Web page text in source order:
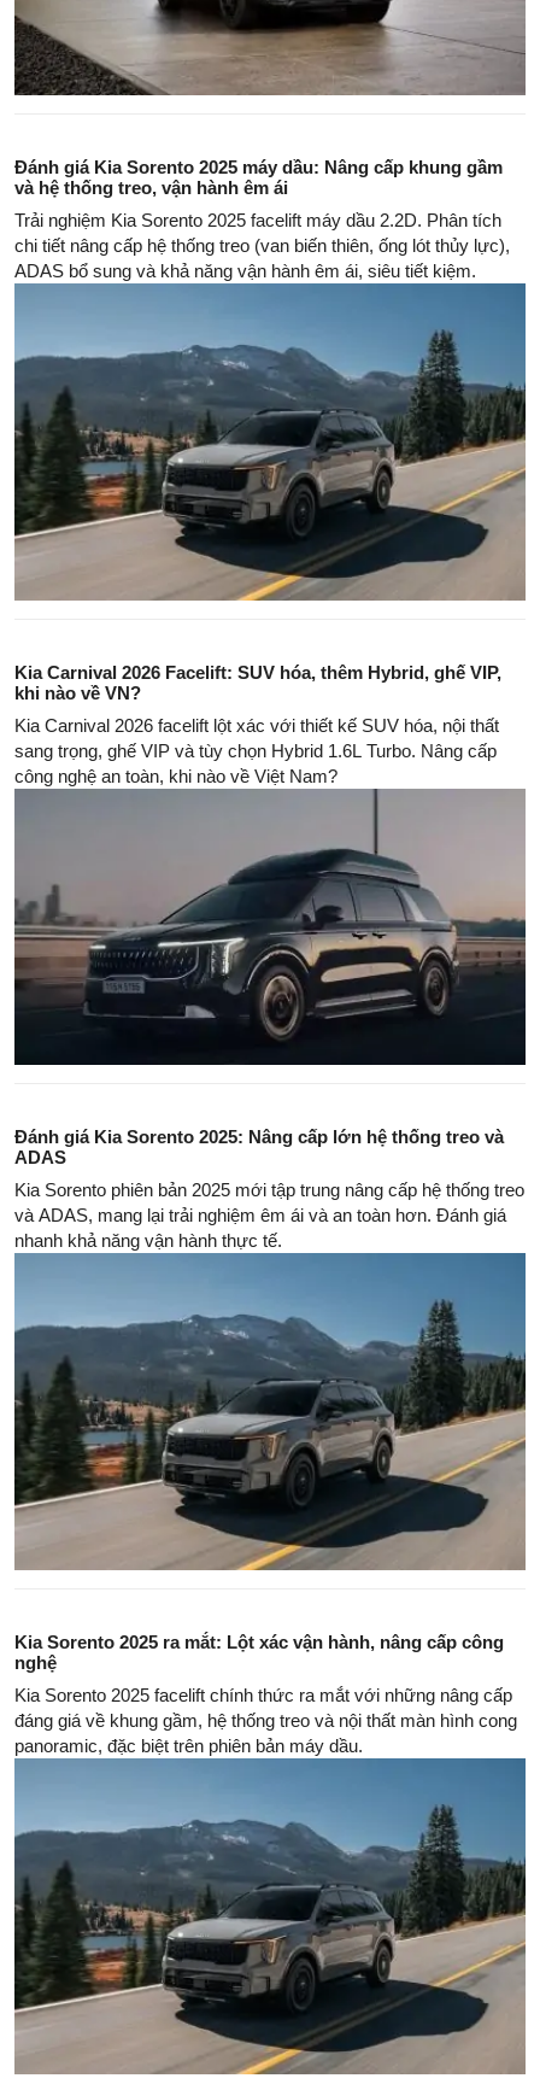
Đánh giá Kia Sorento 2025 máy dầu: Nâng cấp khung gầm
và hệ thống treo, vận hành êm ái
Trải nghiệm Kia Sorento 2025 facelift máy dầu 2.2D. Phân tích
chi tiết nâng cấp hệ thống treo (van biến thiên, ống lót thủy lực),
ADAS bổ sung và khả năng vận hành êm ái, siêu tiết kiệm.
Kia Carnival 2026 Facelift: SUV hóa, thêm Hybrid, ghế VIP,
khi nào về VN?
Kia Carnival 2026 facelift lột xác với thiết kế SUV hóa, nội thất
sang trọng, ghế VIP và tùy chọn Hybrid 1.6L Turbo. Nâng cấp
công nghệ an toàn, khi nào về Việt Nam?
Đánh giá Kia Sorento 2025: Nâng cấp lớn hệ thống treo và
ADAS
Kia Sorento phiên bản 2025 mới tập trung nâng cấp hệ thống treo
và ADAS, mang lại trải nghiệm êm ái và an toàn hơn. Đánh giá
nhanh khả năng vận hành thực tế.
Kia Sorento 2025 ra mắt: Lột xác vận hành, nâng cấp công
nghệ
Kia Sorento 2025 facelift chính thức ra mắt với những nâng cấp
đáng giá về khung gầm, hệ thống treo và nội thất màn hình cong
panoramic, đặc biệt trên phiên bản máy dầu.